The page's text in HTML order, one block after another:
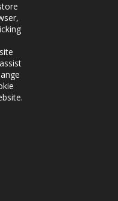
åt Luke
till sin
Flow